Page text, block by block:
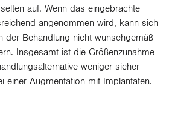
auf. Wenn das eingebrachte
angenommen wird, kann sich
der Behandlung nicht wunschgemäß
Insgesamt ist die Größenzunahme
weniger sicher
einer Augmentation mit Implantaten.